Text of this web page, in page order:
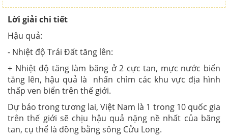
Lời giải chi tiết
Hậu quả:
- Nhiệt độ Trái Đất tăng lên:
+ Nhiệt độ tăng làm băng ở 2 cực tan, mực nước biển
tăng lên, hậu quả là nhấn chìm các khu vực địa hình
thấp ven biển trên thế giới.
Dự báo trong tương lai, Việt Nam là 1 trong 10 quốc gia
trên thế giới sẽ chịu hậu quả nặng nề nhất của băng
tan, cụ thể là đồng bằng sông Cửu Long.